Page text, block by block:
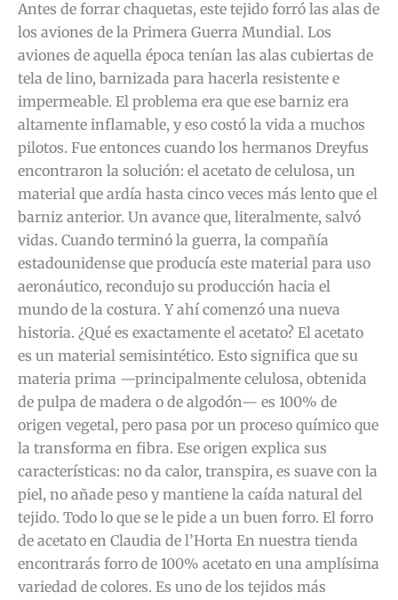
Antes de forrar chaquetas, este tejido forró las alas de
los aviones de la Primera Guerra Mundial. Los
aviones de aquella época tenían las alas cubiertas de
tela de lino, barnizada para hacerla resistente e
impermeable. El problema era que ese barniz era
altamente inflamable, y eso costó la vida a muchos
pilotos. Fue entonces cuando los hermanos Dreyfus
encontraron la solución: el acetato de celulosa, un
material que ardía hasta cinco veces más lento que el
barniz anterior. Un avance que, literalmente, salvó
vidas. Cuando terminó la guerra, la compañía
estadounidense que producía este material para uso
aeronáutico, recondujo su producción hacia el
mundo de la costura. Y ahí comenzó una nueva
historia. ¿Qué es exactamente el acetato? El acetato
es un material semisintético. Esto significa que su
materia prima —principalmente celulosa, obtenida
de pulpa de madera o de algodón— es 100% de
origen vegetal, pero pasa por un proceso químico que
la transforma en fibra. Ese origen explica sus
características: no da calor, transpira, es suave con la
piel, no añade peso y mantiene la caída natural del
tejido. Todo lo que se le pide a un buen forro. El forro
de acetato en Claudia de l’Horta En nuestra tienda
encontrarás forro de 100% acetato en una amplísima
variedad de colores. Es uno de los tejidos más